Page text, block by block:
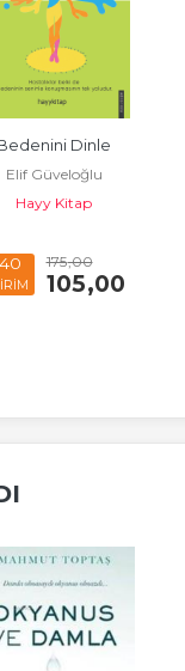
Dinle
Elif Güveloğlu
Hayy Kitap
175,00
105,00